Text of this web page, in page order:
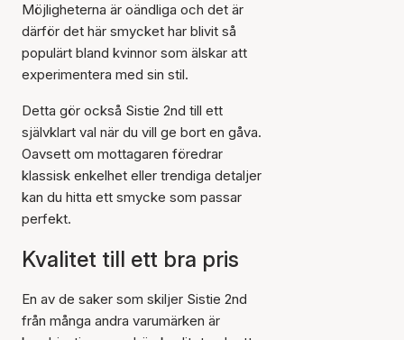
Möjligheterna är oändliga och det är
därför det här smycket har blivit så
populärt bland kvinnor som älskar att
experimentera med sin stil.
Detta gör också Sistie 2nd till ett
självklart val när du vill ge bort en gåva.
Oavsett om mottagaren föredrar
klassisk enkelhet eller trendiga detaljer
kan du hitta ett smycke som passar
perfekt.
Kvalitet till ett bra pris
En av de saker som skiljer Sistie 2nd
från många andra varumärken är